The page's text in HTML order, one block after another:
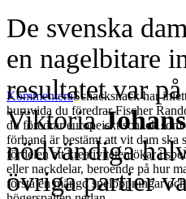
KommenteraSchacksnack har
huruvida du föredrar Fischer
du föredrar europeiskt schack
förhand är bestämt att vit dam ska
fördelen att kreativiteten ökar i
eller nackdelar, beroende på hur
förstå en mängd spelöppningar
De svenska
en nagelbitare
resultatet var
Viktoria
nödvändiga
övriga partier